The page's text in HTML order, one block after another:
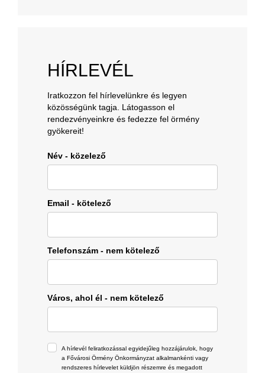
HÍRLEVÉL
Iratkozzon fel hírlevelünkre és legyen
közösségünk tagja. Látogasson el
rendezvényeinkre és fedezze fel örmény
gyökereit!
Név - közelező
Email - kötelező
Telefonszám - nem kötelező
Város, ahol él - nem kötelező
A hírlevél feliratkozással egyidejűleg hozzájárulok, hogy
a Fővárosi Örmény Önkormányzat alkalmankénti vagy
rendszeres hírlevelet küldjön részemre és megadott